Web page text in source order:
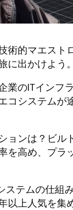
術的マエス
出かけよう。
業のITインフ
コシステムが
ョンは？ビル
を高め、プラ
ステムの仕組
以上人気を